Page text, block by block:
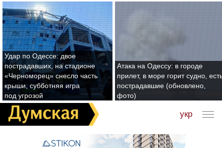
Удар по Одессе: двое
пострадавших, на стадионе
«Черноморец» снесло часть
крыши, субботняя игра
под угрозой
Атака на Одессу: в городе
прилет, в море горит судно,
пострадавшие (обновлено,
фото)
укр